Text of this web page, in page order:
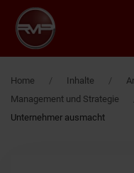
Zum Hauptinhalt
Home Inhalte
Management und Strategie
Unternehmer ausmacht